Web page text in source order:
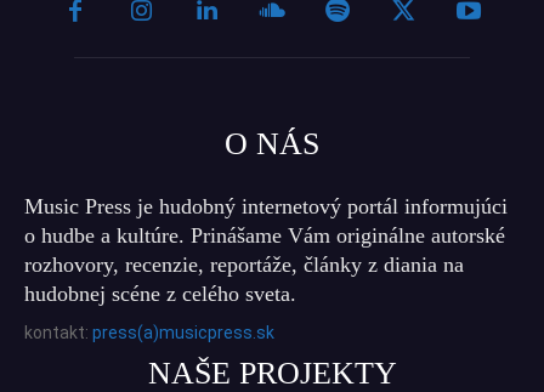
O NÁS
Music Press je hudobný internetový portál informujúci
o hudbe a kultúre. Prinášame Vám originálne autorské
rozhovory, recenzie, reportáže, články z diania na
hudobnej scéne z celého sveta.
kontakt: press(a)musicpress.sk
NAŠE PROJEKTY